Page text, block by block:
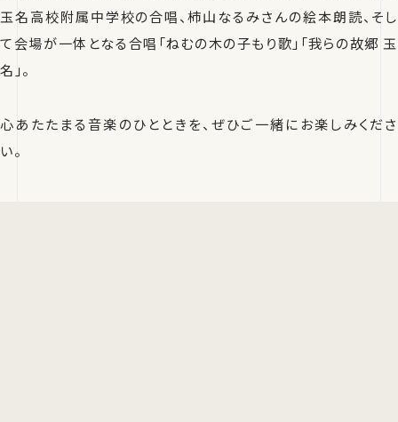
玉名高校附属中学校の合唱、柿山なるみさんの絵本朗読、そし
て会場が一体となる合唱「ねむの木の子もり歌」「我らの故郷 玉
名」。
心あたたまる音楽のひとときを、ぜひご一緒にお楽しみくださ
い。